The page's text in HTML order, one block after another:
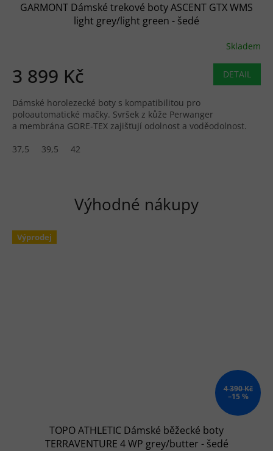
GARMONT Dámské trekové boty ASCENT GTX WMS
light grey/light green - šedé
Skladem
3 899 Kč DETAIL
Dámské horolezecké boty s kompatibilitou pro
poloautomatické mačky. Svršek z kůže Perwanger
a membrána GORE-TEX zajišťují odolnost a voděodolnost.
37,5
39,5 42
Výhodné nákupy
Výprodej
4 390 Kč
–15 %
TOPO ATHLETIC Dámské běžecké boty
TERRAVENTURE 4 WP grey/butter - šedé